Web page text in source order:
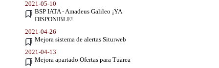
2021-05-10
BSP IATA - Amadeus Galileo ¡YA
DISPONIBLE!
2021-04-26
Mejora sistema de alertas Siturweb
2021-04-13
Mejora apartado Ofertas para Tuarea